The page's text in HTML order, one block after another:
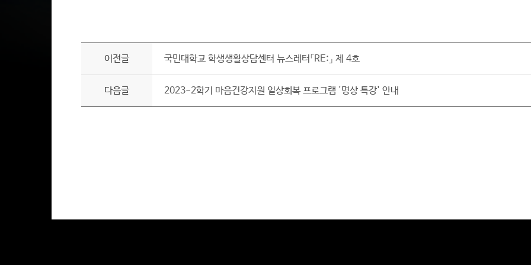
이전글 국민대학교 학생생활상담센터 뉴스레터「RE:」 제 4호
다음글 2023-2학기 마음건강지원 일상회복 프로그램 '명상 특강' 안내